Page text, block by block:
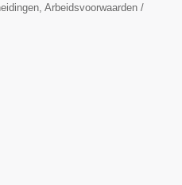
Arbeidsvoorwaarden /